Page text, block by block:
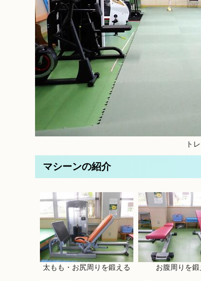
ト
マシーンの紹介
太もも・お尻周りを鍛える お腹周りを鍛